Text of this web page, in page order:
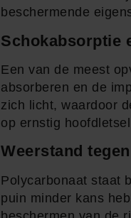
beschermende
Schokabsorptie
Een van de meest
absorberen en de
zich licht, waardoor
op ernstig
Weerstand
Polycarbonaat staat
puin minder kans